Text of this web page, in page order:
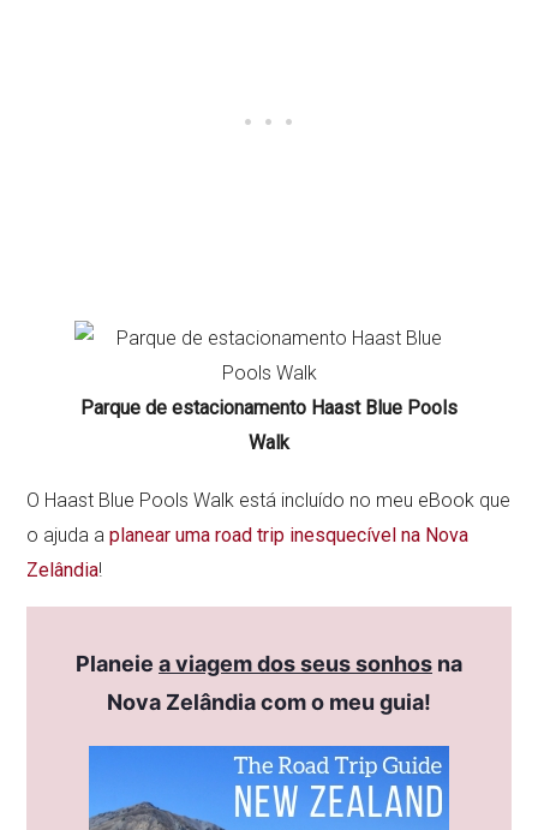
Parque de estacionamento Haast Blue Pools
Walk
O Haast Blue Pools Walk está incluído no meu eBook que
o ajuda aplanear uma road trip inesquecível na Nova
Zelândia!
Planeie a viagem dos seus sonhos na
Nova Zelândia com o meu guia!